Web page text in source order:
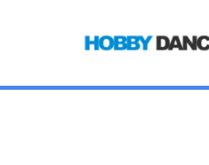
conținut